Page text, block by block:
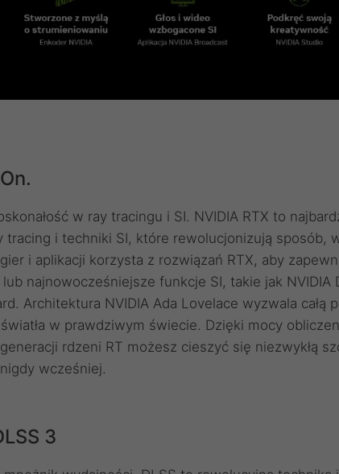
w ray tracingu i SI. NVIDIA RTX to
tracing i techniki SI, które rewolucjonizują sposób,
i aplikacji korzysta z rozwiązań RTX, aby
najnowocześniejsze funkcje SI, takie jak NVIDIA
Architektura NVIDIA Ada Lovelace wyzwala całą
w prawdziwym świecie. Dzięki mocy
rdzeni RT możesz cieszyć się niezwykłą
wcześniej.
3